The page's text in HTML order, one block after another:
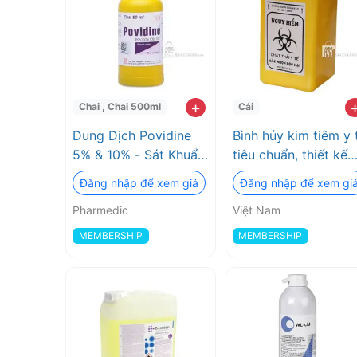
dụng
bề
mặt
khoa chất lượng, trong đó có các sản phẩm khử
Chúng tôi có đội ngũ nhân viên chuyên nghiệp và
phẩm khử khuẩn nha khoa
, chất khử trùng, phương
an toàn và hiệu suất sử dụng cao, được nhập khẩu
Nam, Meidcom - Canada, BossKlein - Anh, Topdental -
Chai , Chai 500ml +
Dung Dịch Povidine
5% & 10% - Sát Khuẩn
Nha Khoa
Đăng nhập để xem giá
Pharmedic
MEMBERSHIP
Cái
Bình hủy kim tiêm y
tiêu chuẩn, thiết kế
gọn nhẹ
Đăng nhập để xem giá
Việt Nam
MEMBERSHIP